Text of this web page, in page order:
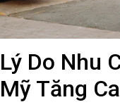
Lý Do Nhu
Mỹ Tăng